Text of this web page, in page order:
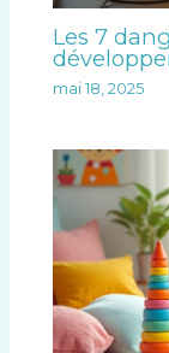
Les 7
mai 18, 2025